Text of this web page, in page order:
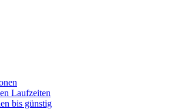
Laufzeiten
bis günstig